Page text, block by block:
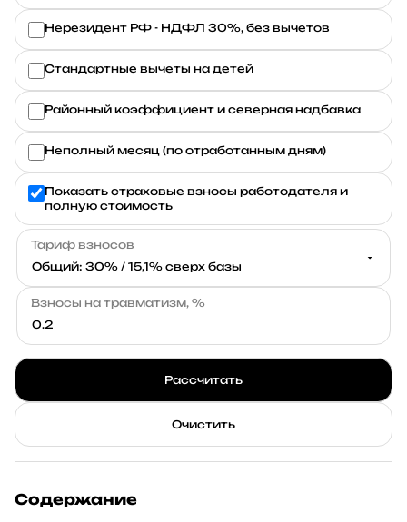
Нерезидент РФ - НДФЛ 30%, без вычетов
Стандартные вычеты на детей
Районный коэффициент и северная надбавка
Неполный месяц (по отработанным дням)
Показать страховые взносы работодателя и
полную стоимость
Тариф взносов
Взносы на травматизм, %
Рассчитать
Очистить
Содержание